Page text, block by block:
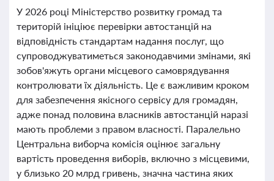
У 2026 році Міністерство розвитку громад та
територій ініціює перевірки автостанцій на
відповідність стандартам надання послуг, що
супроводжуватиметься законодавчими змінами, які
зобов'яжуть органи місцевого самоврядування
контролювати їх діяльність. Це є важливим кроком
для забезпечення якісного сервісу для громадян,
адже понад половина власників автостанцій наразі
мають проблеми з правом власності. Паралельно
Центральна виборча комісія оцінює загальну
вартість проведення виборів, включно з місцевими,
у близько 20 млрд гривень, значна частина яких